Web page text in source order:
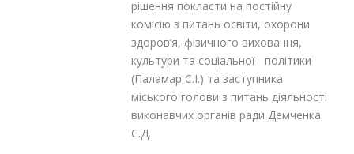
рішення покласти на постійну
комісію з питань освіти, охорони
здоров’я, фізичного виховання,
культури та соціальної політики
(Паламар С.І.) та заступника
міського голови з питань діяльності
виконавчих органів ради Демченка
С.Д.